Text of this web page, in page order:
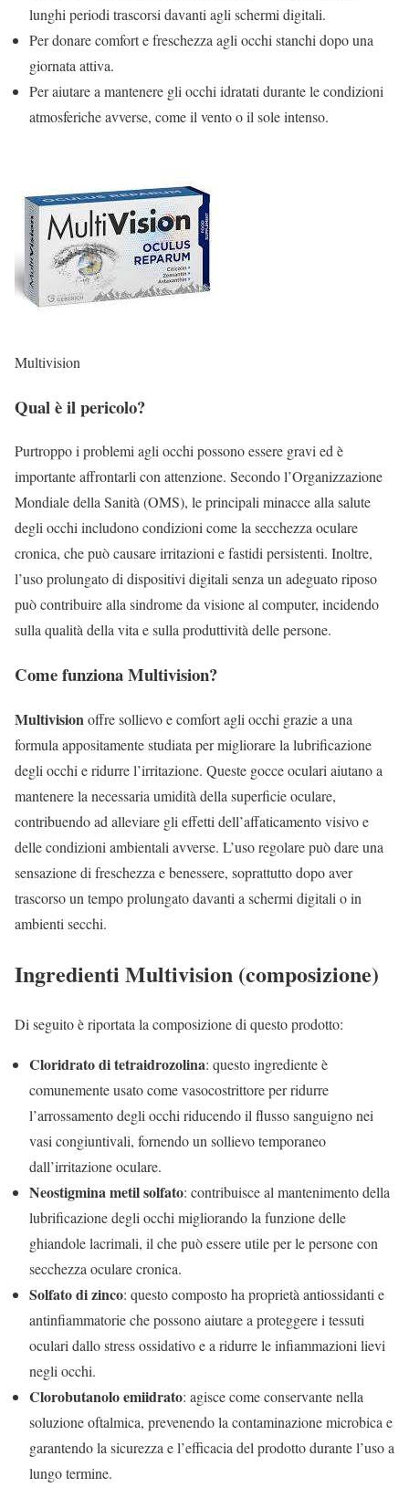
lunghi periodi trascorsi davanti agli schermi digitali.
Per donare comfort e freschezza agli occhi stanchi dopo una
giornata attiva.
Per aiutare a mantenere gli occhi idratati durante le condizioni
atmosferiche avverse, come il vento o il sole intenso.
Multivision
Qual è il pericolo?
Purtroppo i problemi agli occhi possono essere gravi ed è
importante affrontarli con attenzione. Secondo l’Organizzazione
Mondiale della Sanità (OMS), le principali minacce alla salute
degli occhi includono condizioni come la secchezza oculare
cronica, che può causare irritazioni e fastidi persistenti. Inoltre,
l’uso prolungato di dispositivi digitali senza un adeguato riposo
può contribuire alla sindrome da visione al computer, incidendo
sulla qualità della vita e sulla produttività delle persone.
Come funziona Multivision?
Multivisionoffre sollievo e comfort agli occhi grazie a una
formula appositamente studiata per migliorare la lubrificazione
degli occhi e ridurre l’irritazione. Queste gocce oculari aiutano a
mantenere la necessaria umidità della superficie oculare,
contribuendo ad alleviare gli effetti dell’affaticamento visivo e
delle condizioni ambientali avverse. L’uso regolare può dare una
sensazione di freschezza e benessere, soprattutto dopo aver
trascorso un tempo prolungato davanti a schermi digitali o in
ambienti secchi.
Ingredienti Multivision (composizione)
Di seguito è riportata la composizione di questo prodotto:
Cloridrato di tetraidrozolina: questo ingrediente è
comunemente usato come vasocostrittore per ridurre
l’arrossamento degli occhi riducendo il flusso sanguigno nei
vasi congiuntivali, fornendo un sollievo temporaneo
dall’irritazione oculare.
Neostigmina metil solfato: contribuisce al mantenimento della
lubrificazione degli occhi migliorando la funzione delle
ghiandole lacrimali, il che può essere utile per le persone con
secchezza oculare cronica.
Solfato di zinco: questo composto ha proprietà antiossidanti e
antinfiammatorie che possono aiutare a proteggere i tessuti
oculari dallo stress ossidativo e a ridurre le infiammazioni lievi
negli occhi.
Clorobutanolo emiidrato: agisce come conservante nella
soluzione oftalmica, prevenendo la contaminazione microbica e
garantendo la sicurezza e l’efficacia del prodotto durante l’uso a
lungo termine.